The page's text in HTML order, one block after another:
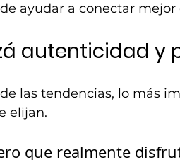
ayudar a conectar
autenticidad y
las tendencias, lo más
elijan.
que realmente